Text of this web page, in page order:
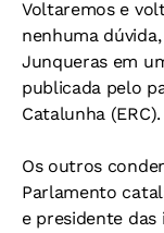
Voltaremos e
nenhuma
Junqueras em
publicada pelo
Catalunha (ERC).
Os outros
Parlamento
e presidente das